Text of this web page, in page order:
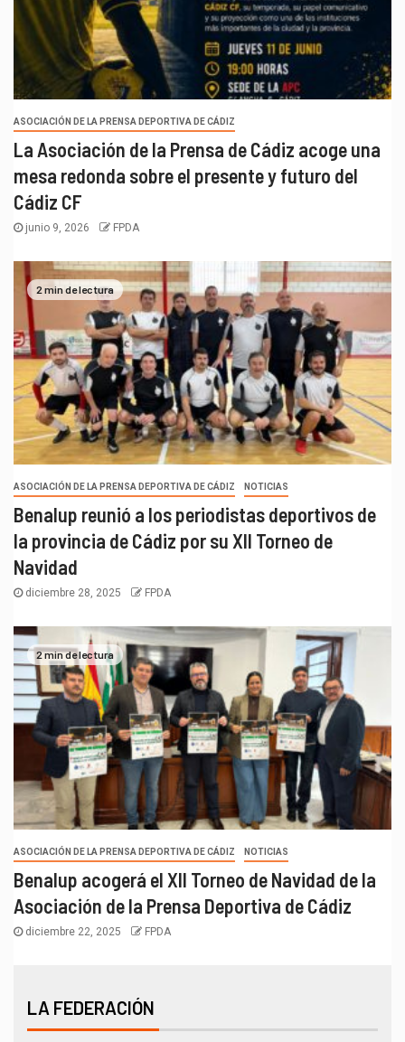
ASOCIACIÓN DE LA PRENSA DEPORTIVA DE CÁDIZ
La Asociación de la Prensa de Cádiz acoge una
mesa redonda sobre el presente y futuro del
Cádiz CF
junio 9, 2026 FPDA
2 min de lectura
ASOCIACIÓN DE LA PRENSA DEPORTIVA DE CÁDIZ NOTICIAS
Benalup reunió a los periodistas deportivos de
la provincia de Cádiz por su XII Torneo de
Navidad
diciembre 28, 2025 FPDA
2 min de lectura
ASOCIACIÓN DE LA PRENSA DEPORTIVA DE CÁDIZ NOTICIAS
Benalup acogerá el XII Torneo de Navidad de la
Asociación de la Prensa Deportiva de Cádiz
diciembre 22, 2025 FPDA
LA FEDERACIÓN